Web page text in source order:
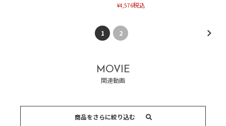
¥4,576税込
1 2
MOVIE
関連動画
商品をさらに絞り込む